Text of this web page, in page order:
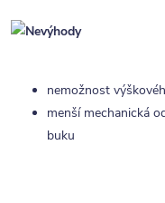
nemožnost
menší mechanická
buku